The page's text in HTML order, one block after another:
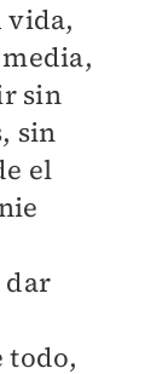
vida,
sin
sin
el
dar
todo,